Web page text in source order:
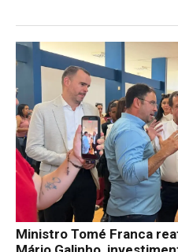
Ministro Tomé Franca